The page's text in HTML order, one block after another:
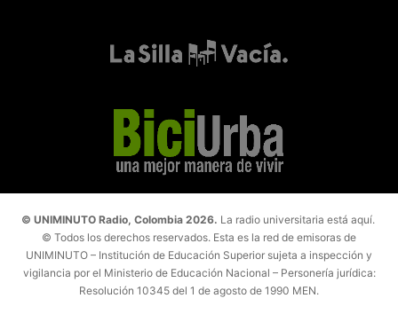
© UNIMINUTO Radio, Colombia 2026. La radio universitaria está aquí.
© Todos los derechos reservados. Esta es la red de emisoras de
UNIMINUTO – Institución de Educación Superior sujeta a inspección y
vigilancia por el Ministerio de Educación Nacional – Personería jurídica:
Resolución 10345 del 1 de agosto de 1990 MEN.